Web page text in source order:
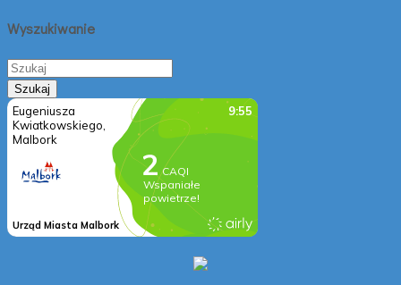
Wyszukiwanie